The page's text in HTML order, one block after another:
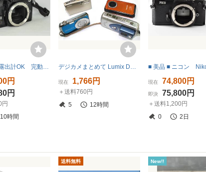
★美品！ 露出計OK 完動品♪ モルト交換済♪★ Nikon ニコン FM黒色 ブラックボディ #1211
円
円
円
10時間
デジカメまとめて Lumix DMC-FT4 Canon PowerShot A550 NIKON COOLPIX 2500 コンデジ コンパクトデジカメいろいろ ジャンク扱いで
現在 1,766円
＋送料760円
5
12時間
現在 74,800円
即決 75,800円
＋送料1,200円
0
2日
送料無料 New!!